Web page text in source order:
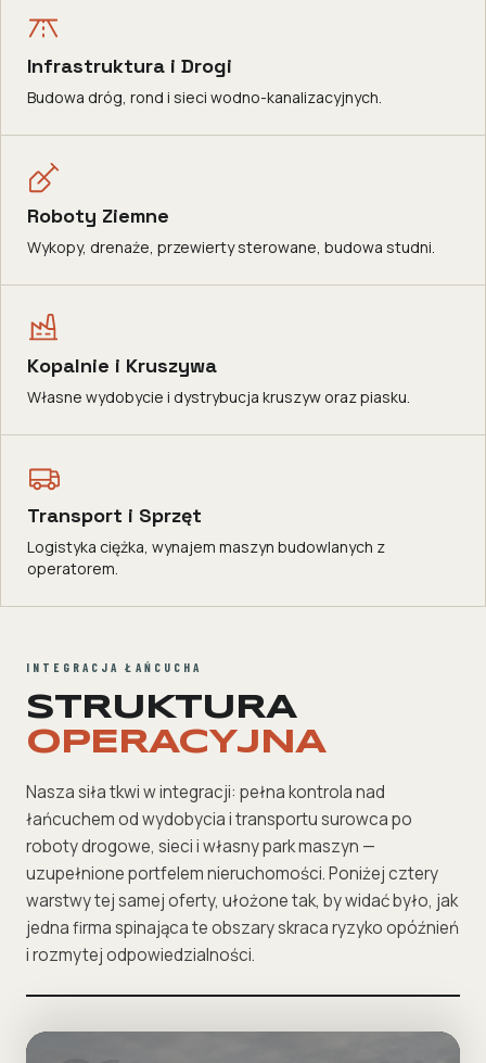
Infrastruktura i Drogi
Budowa dróg, rond i sieci wodno-kanalizacyjnych.
Roboty Ziemne
Wykopy, drenaże, przewierty sterowane, budowa studni.
Kopalnie i Kruszywa
Własne wydobycie i dystrybucja kruszyw oraz piasku.
Transport i Sprzęt
Logistyka ciężka, wynajem maszyn budowlanych z
operatorem.
INTEGRACJA ŁAŃCUCHA
STRUKTURA
OPERACYJNA
Nasza siła tkwi w integracji: pełna kontrola nad
łańcuchem od wydobycia i transportu surowca po
roboty drogowe, sieci i własny park maszyn —
uzupełnione portfelem nieruchomości. Poniżej cztery
warstwy tej samej oferty, ułożone tak, by widać było, jak
jedna firma spinająca te obszary skraca ryzyko opóźnień
i rozmytej odpowiedzialności.